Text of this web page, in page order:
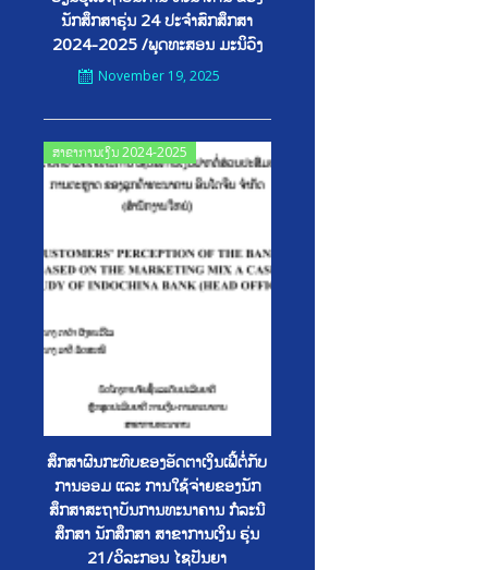
ນັກສຶກສາຮຸ່ນ 24 ປະຈໍາສົກສຶກສາ
2024-2025 /ພຸດທະສອນ ມະນິວົງ
November 19, 2025
ສາຂາການເງິນ 2024-2025
ສຶກສາຜົນກະທົບຂອງອັດຕາເງິນເຟີ້ຕໍ່ກັບ
ການອອມ ແລະ ການໃຊ້ຈ່າຍຂອງນັກ
ສຶກສາສະຖາບັນການທະນາຄານ ກໍລະນີ
ສຶກສາ ນັກສຶກສາ ສາຂາການເງິນ ຮຸ່ນ
21/ວິລະກອນ ໄຊປັນຍາ
Posted
on